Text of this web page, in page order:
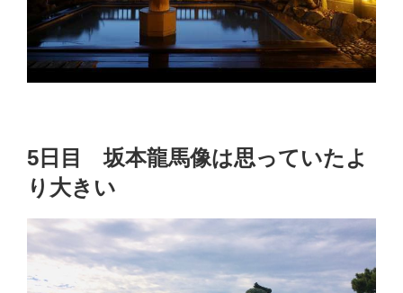
5日目 坂本龍馬像は思っていたよ
り大きい